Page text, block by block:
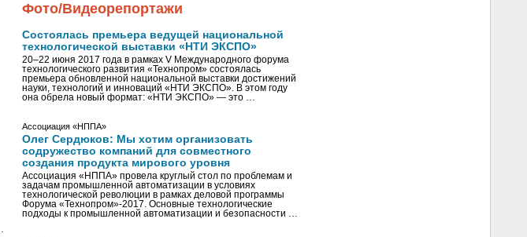
Фото/Видеорепортажи
Состоялась премьера ведущей национальной
технологической выставки «НТИ ЭКСПО»
20–22 июня 2017 года в рамках V Международного форума
технологического развития «Технопром» состоялась
премьера обновленной национальной выставки достижений
науки, технологий и инноваций «НТИ ЭКСПО». В этом году
она обрела новый формат: «НТИ ЭКСПО» — это …
Ассоциация «НППА»
Олег Сердюков: Мы хотим организовать
содружество компаний для совместного
создания продукта мирового уровня
Ассоциация «НППА» провела круглый стол по проблемам и
задачам промышленной автоматизации в условиях
технологической революции в рамках деловой программы
Форума «Технопром»-2017. Основные технологические
подходы к промышленной автоматизации и безопасности …